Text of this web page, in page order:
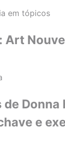
em tópicos
Art
Donna
e